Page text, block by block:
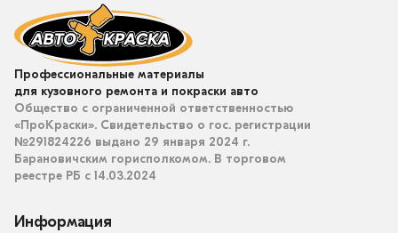
Профессиональные материалы
для кузовного ремонта и покраски авто
Общество с ограниченной ответственностью
«ПроКраски». Свидетельство о гос. регистрации
№291824226 выдано 29 января 2024 г.
Барановичским горисполкомом. В торговом
реестре РБ с 14.03.2024
Информация